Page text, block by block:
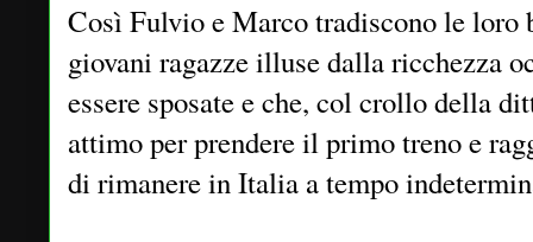
Così Fulvio e Marco tradiscono le loro
giovani ragazze illuse dalla ricchezza
essere sposate e che, col crollo della
attimo per prendere il primo treno e
di rimanere in Italia a tempo